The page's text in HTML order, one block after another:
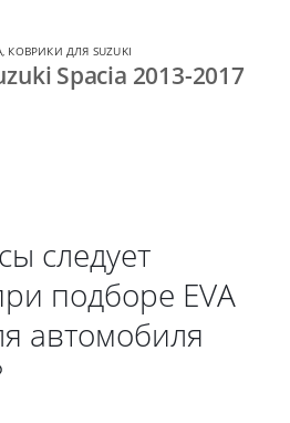
, КОВРИКИ ДЛЯ SUZUKI
Spacia 2013-2017
следует
подборе EVA
автомобиля